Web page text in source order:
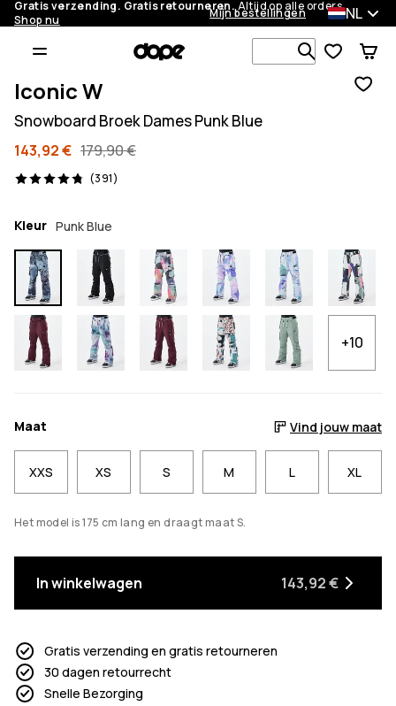
Gratis verzending. Gratis retourneren.Altijd op alle orders.
Shop nu
Mijn bestellingen NL
Zoek in 1
Iconic W
Snowboard Broek Dames Punk Blue
143,92 € 179,90 €
(391)
391 beoordelingen, 4.8/5
Kleur Punk Blue
+10
Maat Vind jouw maat
XXS XS S M L XL
Het model is 175 cm lang en draagt maat S.
In winkelwagen 143,92 €
Gratis verzending en gratis retourneren
30 dagen retourrecht
Snelle Bezorging